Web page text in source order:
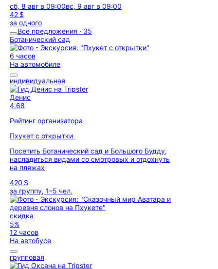
сб, 8 авг в 09:00вс, 9 авг в 09:00
42 $
за одного
Все предложения · 35
Ботанический сад
6 часов
На автомобиле
индивидуальная
Денис
4,68
Рейтинг организатора
Пхукет с открытки
Посетить Ботанический сад и Большого Будду,
насладиться видами со смотровых и отдохнуть
на пляжах
420 $
за группу, 1–5 чел.
скидка
5%
12 часов
На автобусе
групповая